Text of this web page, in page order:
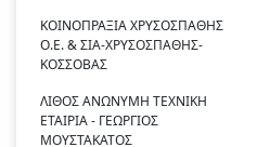
ΚΟΙΝΟΠΡΑΞΙΑ ΧΡΥΣΟΣΠΑΘΗΣ
Ο.Ε. & ΣΙΑ-ΧΡΥΣΟΣΠΑΘΗΣ-
ΚΟΣΣΟΒΑΣ
ΛΙΘΟΣ ΑΝΩΝΥΜΗ ΤΕΧΝΙΚΗ
ΕΤΑΙΡΙΑ - ΓΕΩΡΓΙΟΣ
ΜΟΥΣΤΑΚΑΤΟΣ